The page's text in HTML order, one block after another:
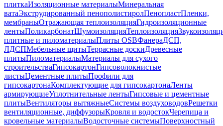
плиткаИзоляционные материалыМинеральная
ватаЭкструдированный пенополистиролПенопластПленки,
мембраныОтражающая теплоизоляцияГидроизоляционные
лентыПоликарбонатШумоизоляцияТеплоизоляция
плитные и пиломатериалыПлиты OSBФанераДСП,
ЛДСПМебельные щитыТеррасные доскиДревесные
плитыПиломатериалыМатериалы для сухого
строительстваГипсокартонГипсоволокнистые
листыЦементные плитыПрофили для
гипсокартонаКомплектующие для гипсокартонаЛенты
армирующиеУплотнительные лентыГипсовые и цементные
плитыВентиляторы вытяжныеСистемы воздуховодовРешетки
вентиляционные, диффузорыКровля и водостокЧерепица и
кровельные материалыВодосточные системыПоверхностный